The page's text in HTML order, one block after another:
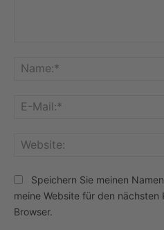
Speichern Sie meinen
meine Website für den nächsten
Browser.